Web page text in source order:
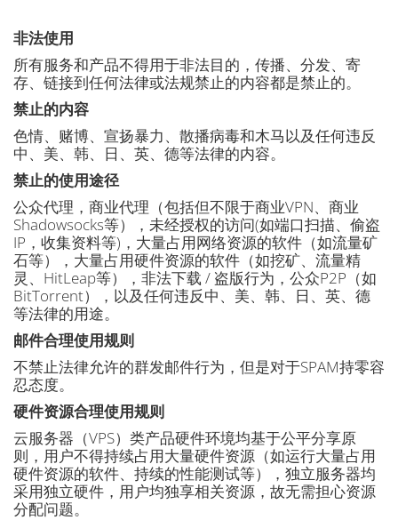
非法使用
所有服务和产品不得用于非法目的，传播、分发、寄
存、链接到任何法律或法规禁止的内容都是禁止的。
禁止的内容
色情、赌博、宣扬暴力、散播病毒和木马以及任何违反
中、美、韩、日、英、德等法律的内容。
禁止的使用途径
公众代理，商业代理（包括但不限于商业VPN、商业
Shadowsocks等），未经授权的访问(如端口扫描、偷盗
IP，收集资料等)，大量占用网络资源的软件（如流量矿
石等），大量占用硬件资源的软件（如挖矿、流量精
灵、HitLeap等），非法下载 / 盗版行为，公众P2P（如
BitTorrent），以及任何违反中、美、韩、日、英、德
等法律的用途。
邮件合理使用规则
不禁止法律允许的群发邮件行为，但是对于SPAM持零容
忍态度。
硬件资源合理使用规则
云服务器（VPS）类产品硬件环境均基于公平分享原
则，用户不得持续占用大量硬件资源（如运行大量占用
硬件资源的软件、持续的性能测试等），独立服务器均
采用独立硬件，用户均独享相关资源，故无需担心资源
分配问题。